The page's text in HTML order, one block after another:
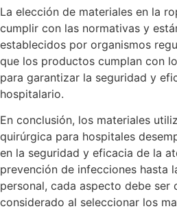
La elección de materiales en la
cumplir con las normativas y
establecidos por organismos
que los productos cumplan con
para garantizar la seguridad y
hospitalario.
En conclusión, los materiales
quirúrgica para hospitales
en la seguridad y eficacia de la
prevención de infecciones hasta
personal, cada aspecto debe ser
considerado al seleccionar los